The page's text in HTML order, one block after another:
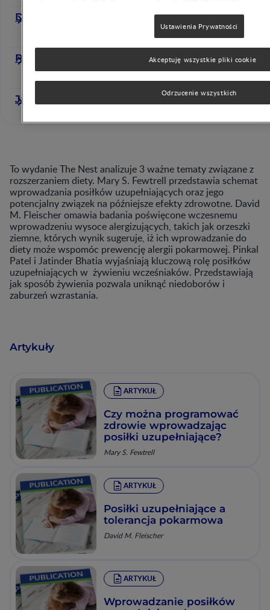
David M. Fleischer
Pinkal Patel
Jatinder Bhatia
To wydanie The Nest analizuje 3 ważne tematy związane z
rozszerzaniem diety. Mary S. Fewtrell przedstawia schemat
wprowadzania posiłków uzupełniających oraz jego
potencjalny związek na późniejsze efekty zdrowotne. David
M. Fleischer omawia badania poświęcone wczesnemu
wprowadzeniu wysoce alergizujących, takich jak orzeszki
ziemne, których wynik sugeruje, iż ich wprowadzanie do
diety może wspomóc prewencję alergii pokarmowej. Pinkal
Patel i Jatinder Bhatia wyjaśniają kluczową rolę posiłków
uzupełniających w żywieniu wcześniaków. Przedstawiają
jak sposób żywienia pozwala uniknąć niedoborów i
zaburzeń wzrastania.
Artykuły
ARTYKUŁ
Czy można programować
zdrowie wprowadzając
posiłki uzupełniające?
Mary S. Fewtrell
ARTYKUŁ
Posiłki uzupełniające a
tolerancja pokarmowa
David M. Fleischer
ARTYKUŁ
Wprowadzanie posiłków
Ustawienia Prywatności
Odrzucenie wszystkich
Akceptuję wszystkie pliki cookie